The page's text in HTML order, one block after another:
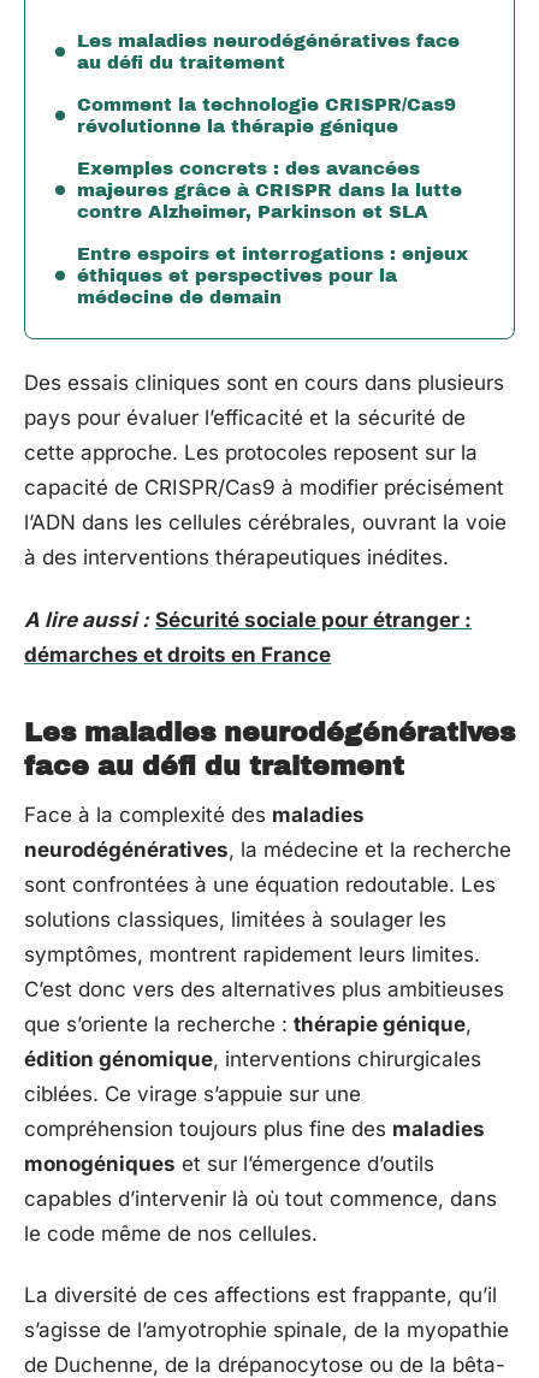
Les maladies neurodégénératives face
au défi du traitement
Comment la technologie CRISPR/Cas9
révolutionne la thérapie génique
Exemples concrets : des avancées
majeures grâce à CRISPR dans la lutte
contre Alzheimer, Parkinson et SLA
Entre espoirs et interrogations : enjeux
éthiques et perspectives pour la
médecine de demain
Des essais cliniques sont en cours dans plusieurs
pays pour évaluer l’efficacité et la sécurité de
cette approche. Les protocoles reposent sur la
capacité de CRISPR/Cas9 à modifier précisément
l’ADN dans les cellules cérébrales, ouvrant la voie
à des interventions thérapeutiques inédites.
A lire aussi : Sécurité sociale pour étranger :
démarches et droits en France
Les maladies neurodégénératives
face au défi du traitement
Face à la complexité des maladies
neurodégénératives, la médecine et la recherche
sont confrontées à une équation redoutable. Les
solutions classiques, limitées à soulager les
symptômes, montrent rapidement leurs limites.
C’est donc vers des alternatives plus ambitieuses
que s’oriente la recherche : thérapie génique,
édition génomique, interventions chirurgicales
ciblées. Ce virage s’appuie sur une
compréhension toujours plus fine des maladies
monogéniques et sur l’émergence d’outils
capables d’intervenir là où tout commence, dans
le code même de nos cellules.
La diversité de ces affections est frappante, qu’il
s’agisse de l’amyotrophie spinale, de la myopathie
de Duchenne, de la drépanocytose ou de la bêta-